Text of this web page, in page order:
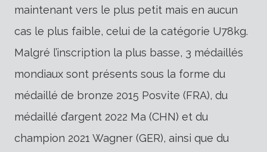
maintenant vers le plus petit mais en aucun
cas le plus faible, celui de la catégorie U78kg.
Malgré l’inscription la plus basse, 3 médaillés
mondiaux sont présents sous la forme du
médaillé de bronze 2015 Posvite (FRA), du
médaillé d’argent 2022 Ma (CHN) et du
champion 2021 Wagner (GER), ainsi que du